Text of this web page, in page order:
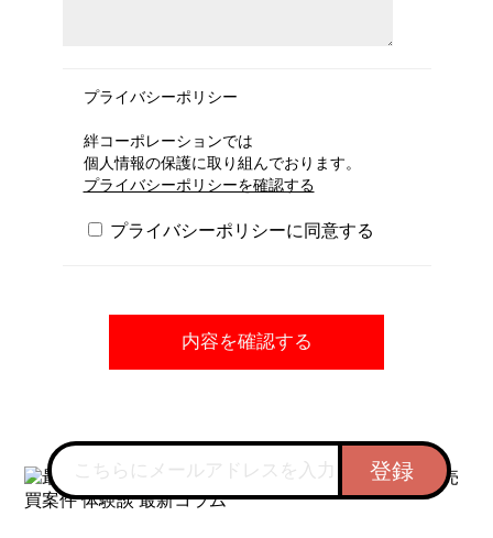
プライバシーポリシー
絆コーポレーションでは
個人情報の保護に取り組んでおります。
プライバシーポリシーを確認する
プライバシーポリシーに同意する